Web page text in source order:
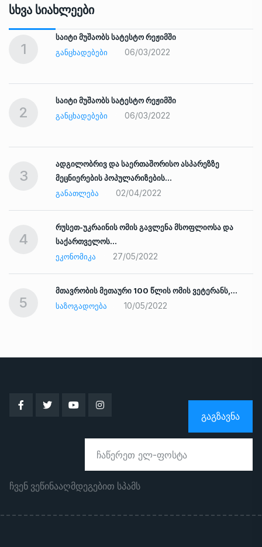
Სხვა Სიახლეები
1
საიტი მუშაობს სატესტო რეჟიმში
ᲒᲐᲜᲪᲮᲐᲓᲔᲑᲔᲑᲘ
06/03/2022
2
საიტი მუშაობს სატესტო რეჟიმში
ᲒᲐᲜᲪᲮᲐᲓᲔᲑᲔᲑᲘ
06/03/2022
3
ადგილობრივ და საერთაშორისო ასპარეზზე
მეცნიერების პოპულარიზების…
ᲒᲐᲜᲐᲗᲚᲔᲑᲐ
02/04/2022
4
რუსეთ-უკრაინის ომის გავლენა მსოფლიოსა და
საქართველოს…
ᲔᲙᲝᲜᲝᲛᲘᲙᲐ
27/05/2022
5
მთავრობის მეთაური 100 წლის ომის ვეტერანს,…
ᲡᲐᲖᲝᲒᲐᲓᲝᲔᲑᲐ
10/05/2022
ᲒᲐᲒᲖᲐᲕᲜᲐ
ჩვენ ვეწინააღმდეგებით სპამს